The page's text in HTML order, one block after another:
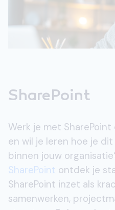
SharePoint
Werk je met
en wil je leren hoe je
binnen jouw
SharePoint ontdek je
SharePoint inzet als
samenwerken,